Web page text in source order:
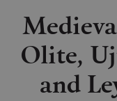
Olite,
and